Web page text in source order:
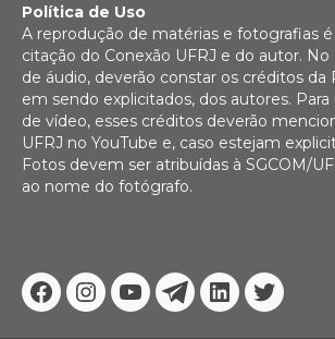
Facebook
Instagram
YoutubeTelegram
Linkedin
Twitter
Política de Uso
A reprodução de matérias e fotografias
citação do Conexão UFRJ e do autor.
de áudio, deverão constar os créditos da
em sendo explicitados, dos autores.
de vídeo, esses créditos deverão
UFRJ no YouTube e, caso estejam
Fotos devem ser atribuídas à SGCOM/
ao nome do fotógrafo.